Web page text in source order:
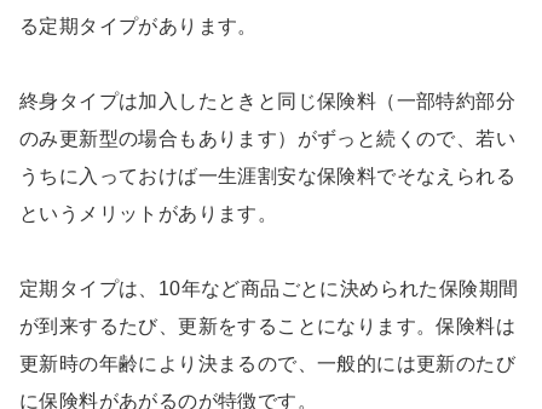
る定期タイプがあります。
終身タイプは加入したときと同じ保険料（一部特約部分
のみ更新型の場合もあります）がずっと続くので、若い
うちに入っておけば一生涯割安な保険料でそなえられる
というメリットがあります。
定期タイプは、10年など商品ごとに決められた保険期間
が到来するたび、更新をすることになります。保険料は
更新時の年齢により決まるので、一般的には更新のたび
に保険料があがるのが特徴です。